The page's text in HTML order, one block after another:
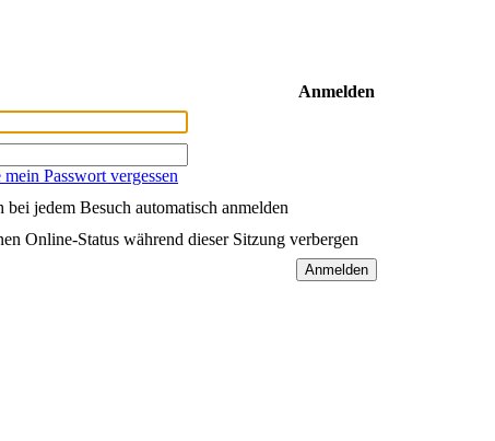
Anmelden
mein Passwort vergessen
bei jedem Besuch automatisch anmelden
Online-Status während dieser Sitzung verbergen